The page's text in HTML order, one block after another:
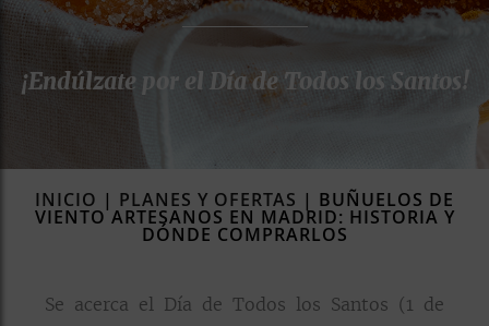
¡Endúlzate por el Día de Todos los Santos!
INICIO | PLANES Y OFERTAS | BUÑUELOS DE
VIENTO ARTESANOS EN MADRID: HISTORIA Y
DÓNDE COMPRARLOS
Se acerca el Día de Todos los Santos (1 de